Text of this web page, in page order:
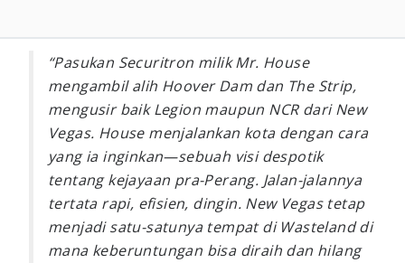
“Pasukan Securitron milik Mr. House
mengambil alih Hoover Dam dan The Strip,
mengusir baik Legion maupun NCR dari New
Vegas. House menjalankan kota dengan cara
yang ia inginkan—sebuah visi despotik
tentang kejayaan pra-Perang. Jalan-jalannya
tertata rapi, efisien, dingin. New Vegas tetap
menjadi satu-satunya tempat di Wasteland di
mana keberuntungan bisa diraih dan hilang